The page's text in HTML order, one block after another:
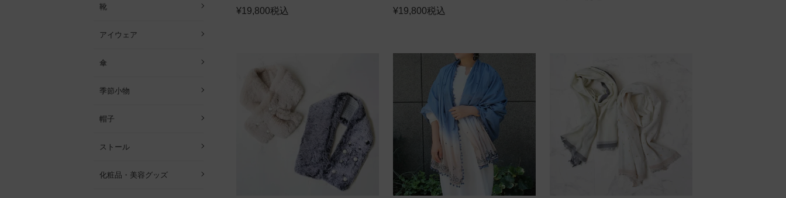
靴
アイウェア
傘
季節小物
帽子
ストール
化粧品・美容グッズ
¥19,800税込 ¥19,800税込